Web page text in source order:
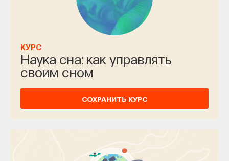
КУРС
Наука сна: как управлять
своим сном
СОХРАНИТЬ КУРС